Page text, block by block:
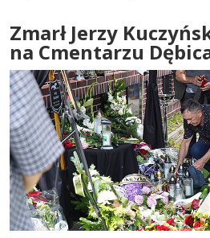
Zmarł Jerzy
na Cmentarzu